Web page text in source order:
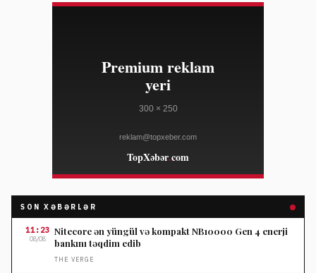
SON XƏBƏRLƏR
11:23
08/08
Nitecore ən yüngül və kompakt NB10000 Gen 4 enerji
bankını təqdim edib
THE VERGE